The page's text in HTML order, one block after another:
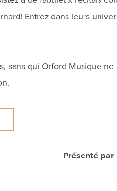
Entrez dans leurs
sans qui Orford Musique
Présenté par